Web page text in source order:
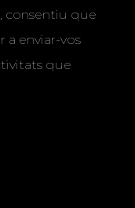
consentiu que
a enviar-vos
que